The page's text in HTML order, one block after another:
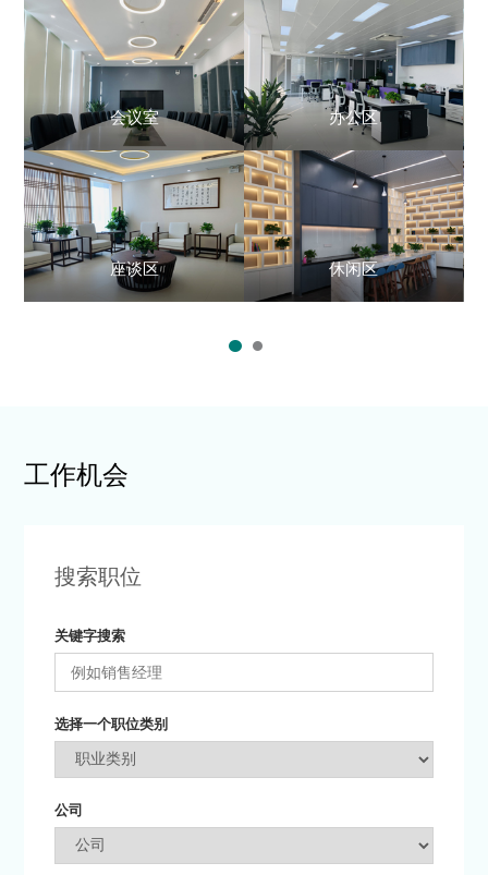
会议室 办公区
座谈区 休闲区
工作机会
搜索职位
关键字搜索
选择一个职位类别
公司